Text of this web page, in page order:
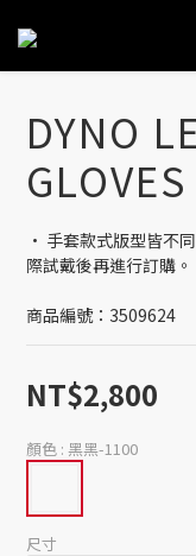
DYNO
GLOVES
· 手套款式版型皆不
際試戴後再進行訂購。
商品編號：3509624
NT$2,800
顏色 : 黑黑-1100
尺寸